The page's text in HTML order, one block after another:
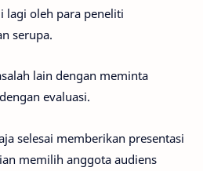
lagi oleh para peneliti
serupa.
lain dengan meminta
evaluasi.
selesai memberikan presentasi
memilih anggota audiens